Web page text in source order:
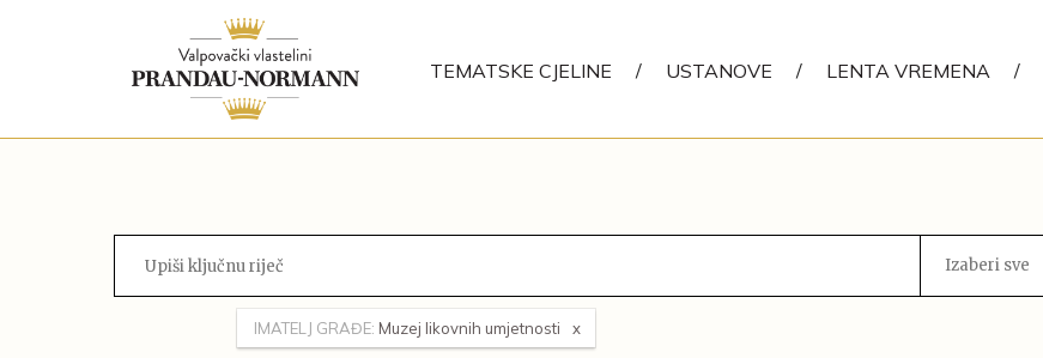
TEMATSKE CJELINE / USTANOVE / LENTA VREMENA /
Izaberi sve
IMATELJ GRAĐE: Muzej likovnih umjetnosti